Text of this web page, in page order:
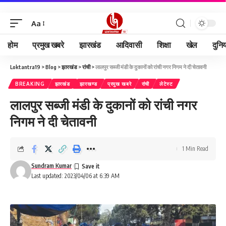
Aa
होम प्रमुख खबरे झारखंड आदिवासी शिक्षा खेल
Loktantra19 >Blog >झारखंड>रांची>लालपुर सब्जी मंडी के दुकानों को रांची नगर निगम ने दी चेतावनी
BREAKING झारखंड झारखण्ड प्रमुख खबरे रांची लेटेस्ट
लालपुर सब्जी मंडी के दुकानों को रांची नगर
निगम ने दी चेतावनी
Last updated: 2023/04/06 at 6:39 AM
Sundram Kumar
1 Min Read